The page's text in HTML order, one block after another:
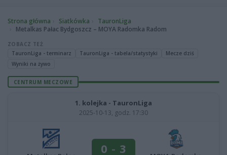
Strona główna Siatkówka
TauronLiga
Metalkas Pałac Bydgoszcz – MOYA Radomka Radom
ZOBACZ TEŻ
TauronLiga - terminarz
TauronLiga - tabela/statystyki
Mecze dziś
Wyniki na żywo
CENTRUM MECZOWE
1. kolejka - TauronLiga
2025-10-13, godz. 17:30
0 - 3